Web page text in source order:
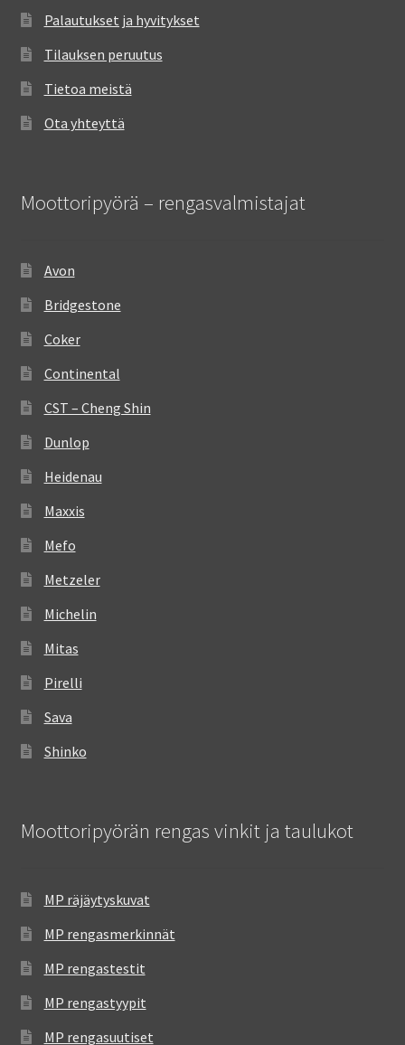
Palautukset ja hyvitykset
Tilauksen peruutus
Tietoa meistä
Ota yhteyttä
Moottoripyörä – rengasvalmistajat
Avon
Bridgestone
Coker
Continental
CST – Cheng Shin
Dunlop
Heidenau
Maxxis
Mefo
Metzeler
Michelin
Mitas
Pirelli
Sava
Shinko
Moottoripyörän rengas vinkit ja taulukot
MP räjäytyskuvat
MP rengasmerkinnät
MP rengastestit
MP rengastyypit
MP rengasuutiset